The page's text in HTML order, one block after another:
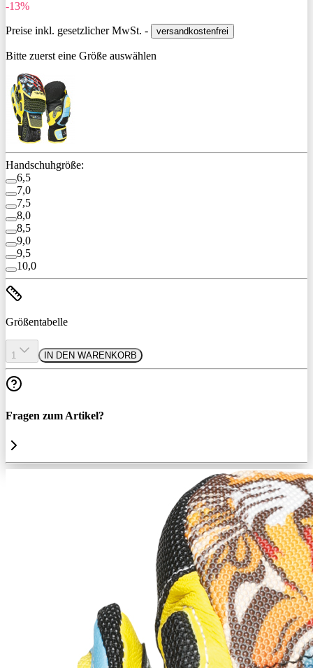
-13%
Preise inkl. gesetzlicher MwSt. - versandkostenfrei
Bitte zuerst eine Größe auswählen
Handschuhgröße:
6,5
7,0
7,5
8,0
8,5
9,0
9,5
10,0
Größentabelle
1 IN DEN WARENKORB
Fragen zum Artikel?